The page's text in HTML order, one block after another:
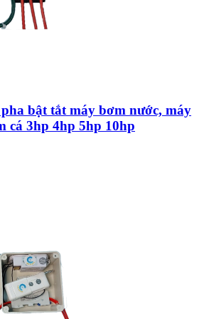
bật tắt máy bơm nước, máy
cá 3hp 4hp 5hp 10hp